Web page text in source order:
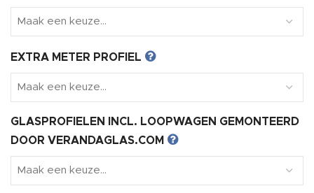
EXTRA METER PROFIEL
GLASPROFIELEN INCL. LOOPWAGEN GEMONTEERD
DOOR VERANDAGLAS.COM